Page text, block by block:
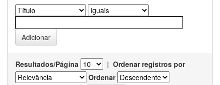
Resultados/Página | Ordenar registros por
Ordenar